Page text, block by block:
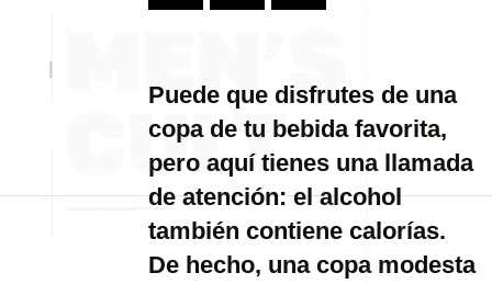
Puede que disfrutes de una
copa de tu bebida favorita,
pero aquí tienes una llamada
de atención: el alcohol
también contiene calorías.
De hecho, una copa modesta